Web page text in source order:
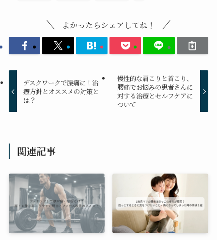
よかったらシェアしてね！
デスクワークで腰痛に！治
療方針とオススメの対策と
は？
慢性的な肩こりと首こり、
腰痛でお悩みの患者さんに
対する治療とセルフケアに
ついて
関連記事